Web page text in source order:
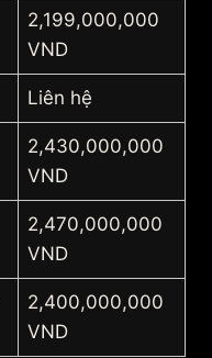
2,199,000,000
VND
Liên hệ
2,430,000,000
VND
2,470,000,000
VND
2,400,000,000
VND